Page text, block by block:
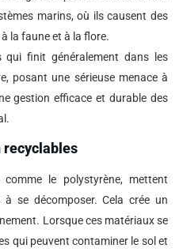
marins, où ils causent des
la faune et à la flore.
qui finit généralement dans les
posant une sérieuse menace à
gestion efficace et durable des
recyclables
le polystyrène, mettent
à se décomposer. Cela crée un
Lorsque ces matériaux se
qui peuvent contaminer le sol et